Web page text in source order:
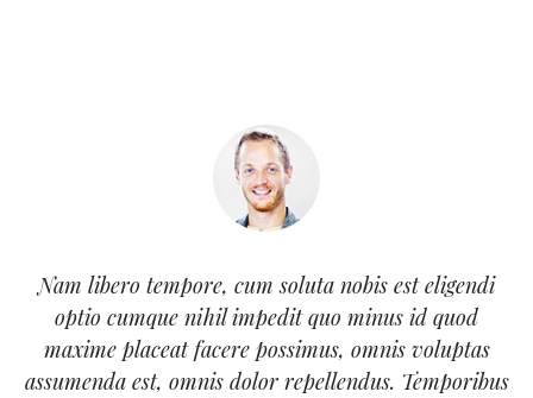
Nam libero tempore, cum soluta nobis est eligendi
optio cumque nihil impedit quo minus id quod
maxime placeat facere possimus, omnis voluptas
assumenda est, omnis dolor repellendus. Temporibus